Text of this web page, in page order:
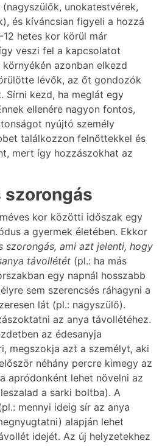
unokatestvérek,
és kíváncsian figyeli a hozzá
hetes kor körül már
veszi fel a kapcsolatot
azonban elkezd
lévők, az őt gondozók
Sírni kezd, ha meglát egy
ellenére nagyon fontos,
nyújtó személy
találkozzon felnőttekkel és
mert így hozzászokhat az
szorongás
kor közötti időszak egy
a gyermek életében. Ekkor
szorongás, ami azt jelenti, hogy
távollétét (pl.: ha más
egy napnál hosszabb
sem szerencsés ráhagyni a
lát (pl.: nagyszülő).
az anya távollétéhez.
az édesanyja
megszokja azt a személyt, aki
néhány percre kimegy az
apródonként lehet növelni az
a sarki boltba). A
mennyi ideig sír az anya
alapján lehet
idejét. Az új helyzetekhez